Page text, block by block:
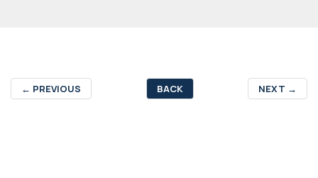
← PREVIOUS BACK NEXT →